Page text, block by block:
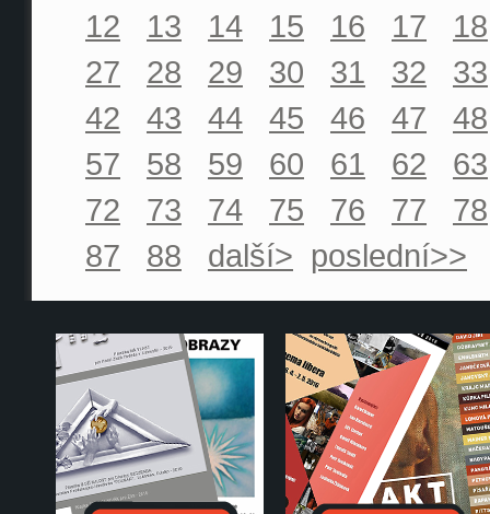
12
13 14 15 16 17
18
27
28 29 30 31 32
33
42
43 44 45 46 47
48
57
58 59 60 61 62
63
72
73 74 75 76 77
78
87
88 další> poslední>>